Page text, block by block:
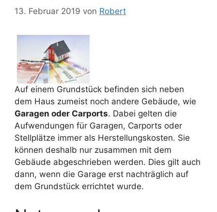
13. Februar 2019 von Robert
Auf einem Grundstück befinden sich neben
dem Haus zumeist noch andere Gebäude, wie
Garagen oder Carports. Dabei gelten die
Aufwendungen für Garagen, Carports oder
Stellplätze immer als Herstellungskosten. Sie
können deshalb nur zusammen mit dem
Gebäude abgeschrieben werden. Dies gilt auch
dann, wenn die Garage erst nachträglich auf
dem Grundstück errichtet wurde.